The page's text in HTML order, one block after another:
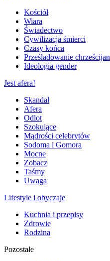
Kościół
Wiara
Świadectwo
Cywilizacja śmierci
Czasy końca
Prześladowanie chrześcijan
Ideologia gender
Jest afera!
Skandal
Afera
Odlot
Szokujące
Mądrości celebrytów
Sodoma i Gomora
Mocne
Zobacz
Taśmy
Uwaga
Lifestyle i obyczaje
Kuchnia i przepisy
Zdrowie
Rodzina
Pozostałe